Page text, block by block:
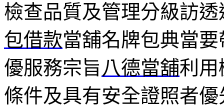
檢查品質及管理分級訪
包借款當舖名牌包典當
優服務宗旨 八德當舖利用
條件及具有安全證照者優